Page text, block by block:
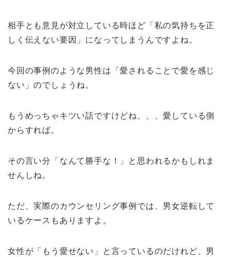
相手とも意見が対立している時ほど「私の気持ちを正
しく伝えない要因」になってしまうんですよね。
今回の事例のような男性は「愛されることで愛を感じ
ない」のでしょうね。
もうめっちゃキツい話ですけどね、、、愛している側
からすれば。
その言い分「なんて勝手な！」と思われるかもしれま
せんしね。
ただ、実際のカウンセリング事例では、男女逆転して
いるケースもありますよ。
女性が「もう愛せない」と言っているのだけれど、男